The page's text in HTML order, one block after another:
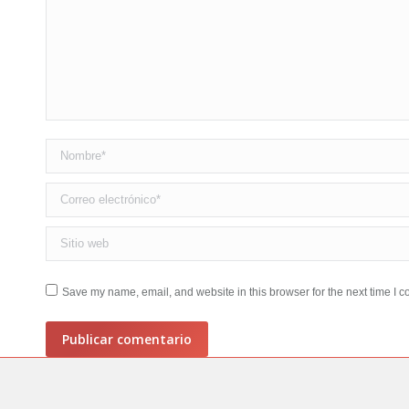
Nombre *
Correo electrónico *
Sitio web
Save my name, email, and website in this browser for the next time I
Publicar comentario